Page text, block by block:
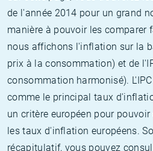
de l'année 2014 pour un grand
manière à pouvoir les comparer
nous affichons l'inflation sur la
prix à la consommation) et de
consommation harmonisé).
comme le principal taux
un critère européen pour
les taux d'inflation européens.
récapitulatif, vous pouvez